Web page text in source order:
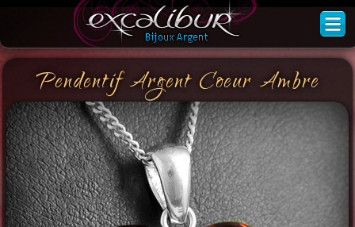
Pendentif Argent Coeur Ambre